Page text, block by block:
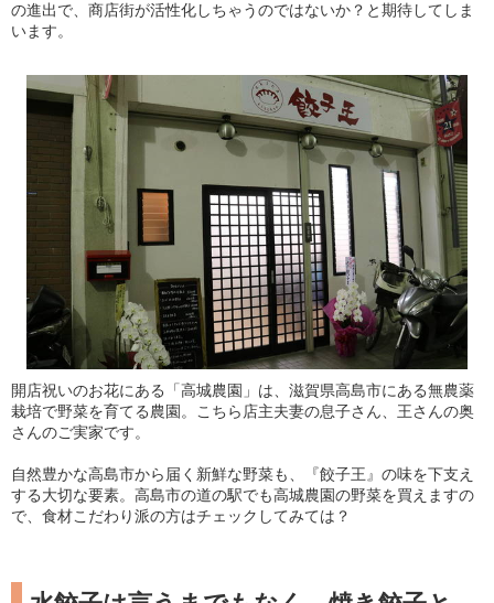
の進出で、商店街が活性化しちゃうのではないか？と期待してしま
います。
開店祝いのお花にある「高城農園」は、滋賀県高島市にある無農薬
栽培で野菜を育てる農園。こちら店主夫妻の息子さん、王さんの奥
さんのご実家です。
自然豊かな高島市から届く新鮮な野菜も、『餃子王』の味を下支え
する大切な要素。高島市の道の駅でも高城農園の野菜を買えますの
で、食材こだわり派の方はチェックしてみては？